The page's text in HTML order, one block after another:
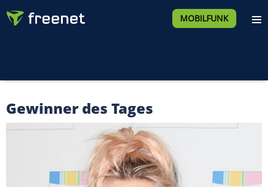
MOBILFUNK
Gewinner des Tages